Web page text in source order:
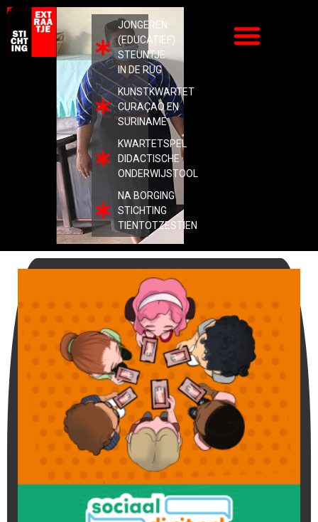
JONGEREN
(EDUCATIEF)
STEUNTJE
IN DE RUG
KUNSTKWARTET
CURAÇAO EN
SURINAME
KWARTETSPEL
DIDACTISCHE
ONDERWIJSTOOL
NA BORGING
STICHTING
TIENTOTZESTIEN